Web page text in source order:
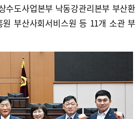
수도사업본부 낙동강관리본부 부산환
부산사회서비스원 등 11개 소관 부